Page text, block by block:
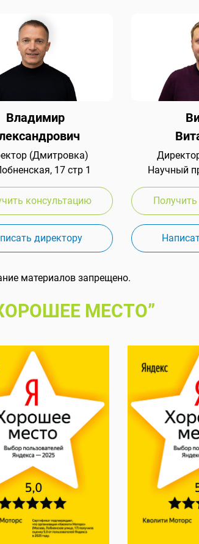
Владимир
(Дмитровка)
17 стр 1
консультацию
директору
Научный
материалов запрещено.
МЕСТО”